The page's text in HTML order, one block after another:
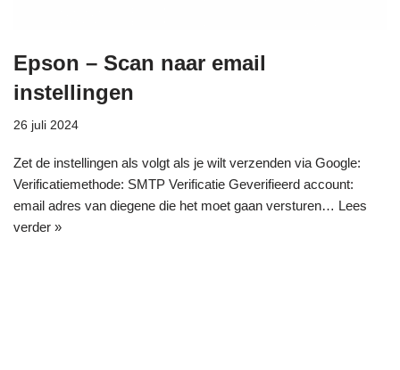
Epson – Scan naar email
instellingen
26 juli 2024
Zet de instellingen als volgt als je wilt verzenden via Google:
Verificatiemethode: SMTP Verificatie Geverifieerd account:
email adres van diegene die het moet gaan versturen… Lees
verder »